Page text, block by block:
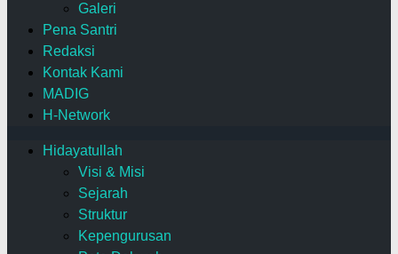
Galeri
Pena Santri
Redaksi
Kontak Kami
MADIG
H-Network
Hidayatullah
Visi & Misi
Sejarah
Struktur
Kepengurusan